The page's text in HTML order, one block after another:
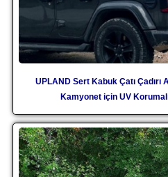
UPLAND Sert Kabuk Çatı
Kamyonet için UV